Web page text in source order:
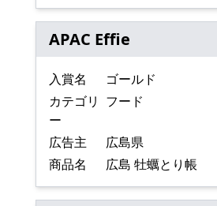
APAC Effie
入賞名
ゴールド
カテゴリ
ー
フード
広告主
広島県
商品名
広島 牡蠣とり帳